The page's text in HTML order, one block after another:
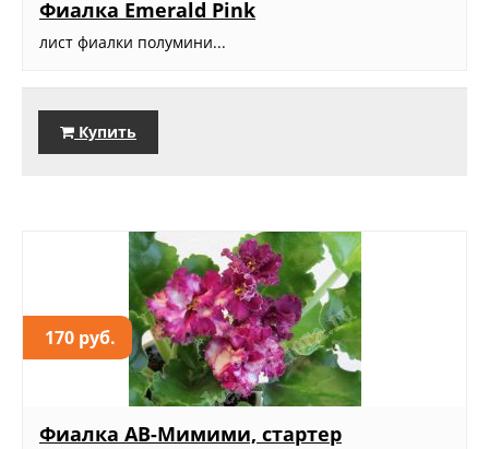
Фиалка Emerald Pink
лист фиалки полумини...
Купить
170 руб.
Фиалка АВ-Мимими, стартер